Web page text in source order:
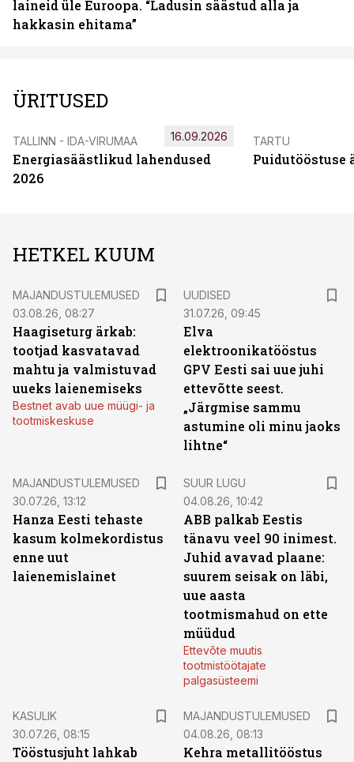
laineid üle Euroopa. “Ladusin säästud alla ja
hakkasin ehitama”
ÜRITUSED
TALLINN - IDA-VIRUMAA
Energiasäästlikud lahendused
2026
16.09.2026 TARTU
Puidutööstuse
HETKEL KUUM
MAJANDUSTULEMUSED
03.08.26, 08:27
Haagiseturg ärkab:
tootjad kasvatavad
mahtu ja valmistuvad
uueks laienemiseks
Bestnet avab uue müügi- ja
tootmiskeskuse
UUDISED
31.07.26, 09:45
Elva
elektroonikatööstus
GPV Eesti sai uue juhi
ettevõtte seest.
„Järgmise sammu
astumine oli minu jaoks
lihtne“
MAJANDUSTULEMUSED
30.07.26, 13:12
Hanza Eesti tehaste
kasum kolmekordistus
enne uut
laienemislainet
SUUR LUGU
04.08.26, 10:42
ABB palkab Eestis
tänavu veel 90 inimest.
Juhid avavad plaane:
suurem seisak on läbi,
uue aasta
tootmismahud on ette
müüdud
Ettevõte muutis
tootmistöötajate
palgasüsteemi
KASULIK
30.07.26, 08:15
Tööstusjuht lahkab
MAJANDUSTULEMUSED
04.08.26, 08:13
Kehra metallitööstus